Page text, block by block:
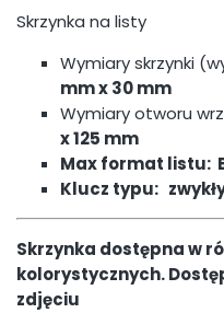
Skrzynka na listy
Wymiary skrzynki
mm x 30 mm
Wymiary otworu
x 125 mm
Max format listu:
Klucz typu:
Skrzynka dostępna w
kolorystycznych.
zdjęciu